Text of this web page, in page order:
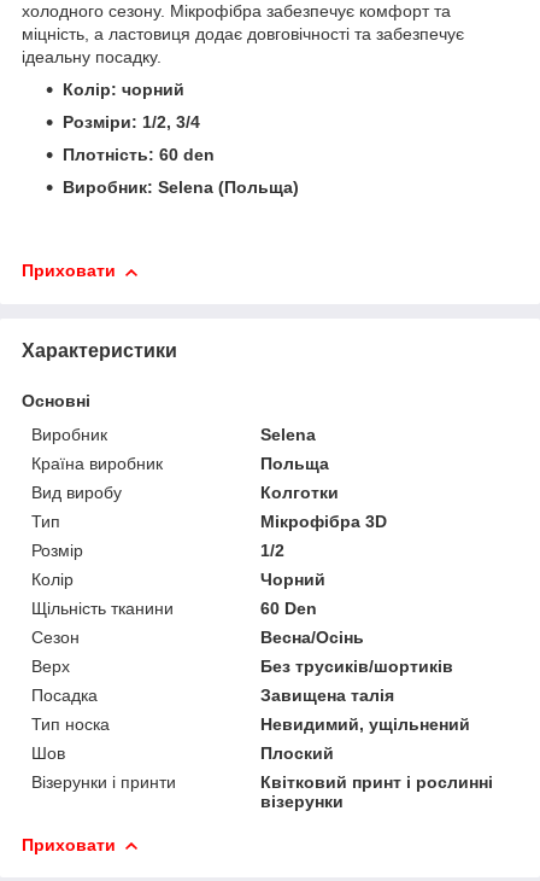
холодного сезону. Мікрофібра забезпечує комфорт та
міцність, а ластовиця додає довговічності та забезпечує
ідеальну посадку.
Колір: чорний
Розміри: 1/2, 3/4
Плотність: 60 den
Виробник: Selena (Польща)
Приховати
Характеристики
Основні
Виробник
Selena
Країна виробник
Польща
Вид виробу
Колготки
Тип
Мікрофібра 3D
Розмір
1/2
Колір
Чорний
Щільність тканини
60 Den
Сезон
Весна/Осінь
Верх
Без трусиків/шортиків
Посадка
Завищена талія
Тип носка
Невидимий, ущільнений
Шов
Плоский
Візерунки і принти
Квітковий принт і рослинні
візерунки
Приховати